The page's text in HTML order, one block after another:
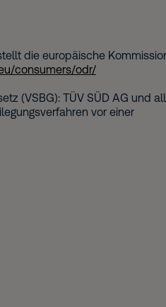
die europäische
consumers/odr/
(VSBG): TÜV SÜD AG und
vor einer